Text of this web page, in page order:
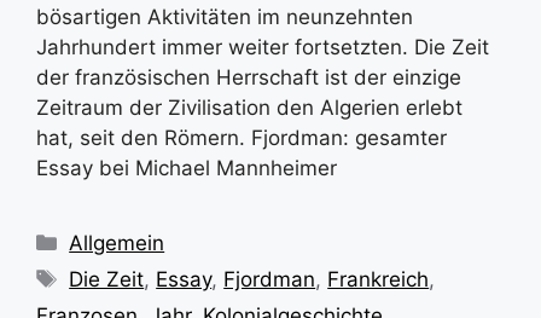
bösartigen Aktivitäten im neunzehnten
Jahrhundert immer weiter fortsetzten. Die Zeit
der französischen Herrschaft ist der einzige
Zeitraum der Zivilisation den Algerien erlebt
hat, seit den Römern. Fjordman: gesamter
Essay bei Michael Mannheimer
Kategorien
Allgemein
Schlagwörter
Die Zeit, Essay, Fjordman, Frankreich,